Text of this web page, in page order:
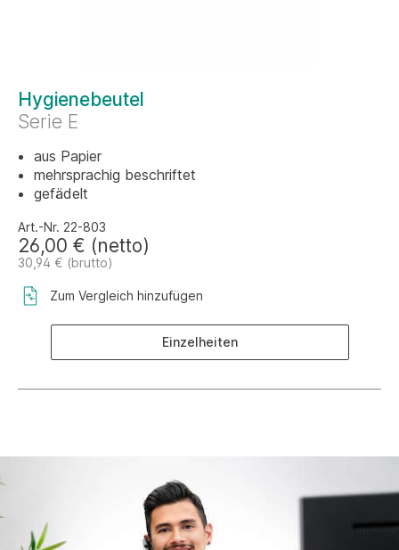
Hygienebeutel
Serie E
aus Papier
mehrsprachig beschriftet
gefädelt
Art.-Nr. 22-803
26,00 € (netto)
30,94 € (brutto)
Zum Vergleich hinzufügen
Einzelheiten